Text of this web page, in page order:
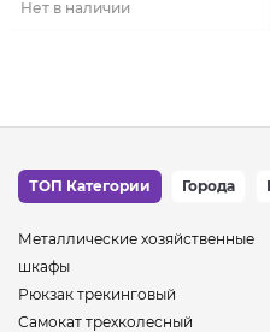
Нет в наличии
ТОП Категории Города
Металлические хозяйственные
шкафы
Рюкзак трекинговый
Самокат трехколесный